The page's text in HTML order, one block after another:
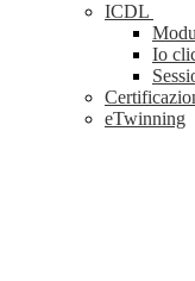
ICDL
Io
eTwinning